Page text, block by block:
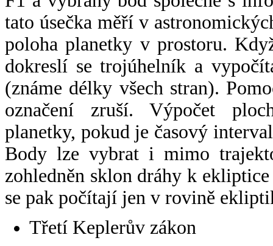
tato úsečka měří v
poloha planetky v prostoru.
dokreslí se trojúhelník a
(známe délky všech stran).
označení zruší. Výpočet
planetky, pokud je časový
Body lze vybrat i mimo
zohledněn sklon dráhy k
se pak počítají jen v rovině
Třetí Keplerův zákon